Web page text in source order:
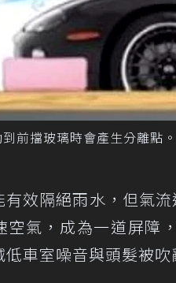
前擋玻璃時會產生分離點
有效隔絕雨水，但氣
空氣，成為一道屏障
車室噪音與頭髮被吹